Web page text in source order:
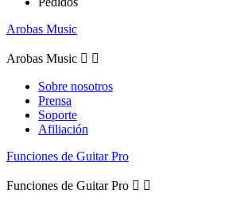
Arobas Music
Arobas Music  
Sobre nosotros
Prensa
Soporte
Afiliación
Funciones de Guitar Pro
Funciones de Guitar Pro  